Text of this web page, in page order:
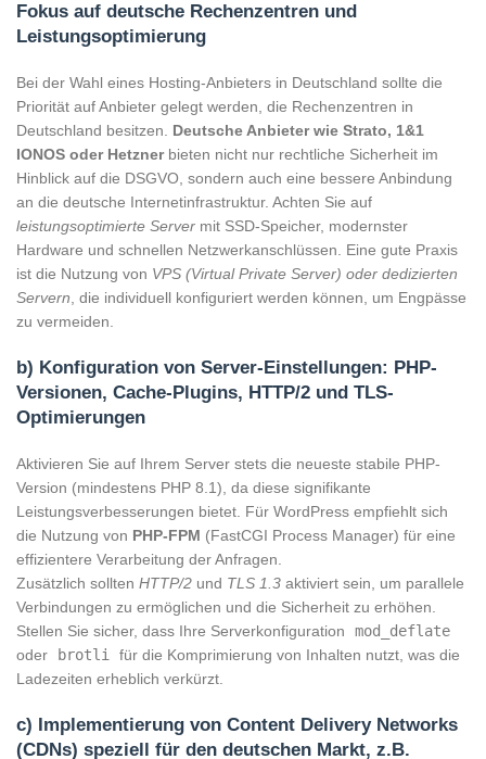
Fokus auf deutsche Rechenzentren und
Leistungsoptimierung
Bei der Wahl eines Hosting-Anbieters in Deutschland sollte die
Priorität auf Anbieter gelegt werden, die Rechenzentren in
Deutschland besitzen. Deutsche Anbieter wie Strato, 1&1
IONOS oder Hetznerbieten nicht nur rechtliche Sicherheit im
Hinblick auf die DSGVO, sondern auch eine bessere Anbindung
an die deutsche Internetinfrastruktur. Achten Sie auf
leistungsoptimierte Server mit SSD-Speicher, modernster
Hardware und schnellen Netzwerkanschlüssen. Eine gute Praxis
ist die Nutzung von VPS (Virtual Private Server) oder dedizierten
Servern , die individuell konfiguriert werden können, um Engpässe
zu vermeiden.
b) Konfiguration von Server-Einstellungen: PHP-
Versionen, Cache-Plugins, HTTP/2 und TLS-
Optimierungen
Aktivieren Sie auf Ihrem Server stets die neueste stabile PHP-
Version (mindestens PHP 8.1), da diese signifikante
Leistungsverbesserungen bietet. Für WordPress empfiehlt sich
die Nutzung von PHP-FPM (FastCGI Process Manager) für eine
effizientere Verarbeitung der Anfragen.
Zusätzlich sollten HTTP/2 und TLS 1.3 aktiviert sein, um parallele
Verbindungen zu ermöglichen und die Sicherheit zu erhöhen.
Stellen Sie sicher, dass Ihre Serverkonfiguration
mod_deflate
oder
brotli
für die Komprimierung von Inhalten nutzt, was die
Ladezeiten erheblich verkürzt.
c) Implementierung von Content Delivery Networks
(CDNs) speziell für den deutschen Markt, z.B.